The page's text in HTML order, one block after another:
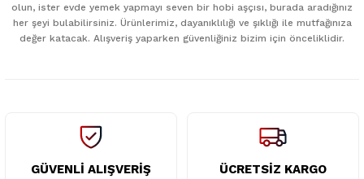
Ürün bilgilerinde hatalar bulunuyor.
Ürün fiyatı diğer sitelerden daha pahalı.
olun, ister evde yemek yapmayı seven bir hobi aşçısı, burada aradığınız
her şeyi bulabilirsiniz. Ürünlerimiz, dayanıklılığı ve şıklığı ile mutfağınıza
değer katacak. Alışveriş yaparken güvenliğiniz bizim için önceliklidir.
GÜVENLİ ALIŞVERİŞ ÜCRETSİZ KARGO